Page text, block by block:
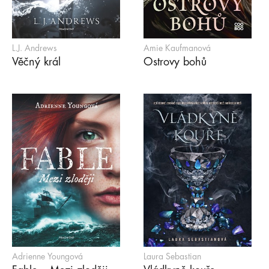
L.J. Andrews
Věčný král
Amie Kaufmanová
Ostrovy bohů
Adrienne Youngová Laura Sebastian